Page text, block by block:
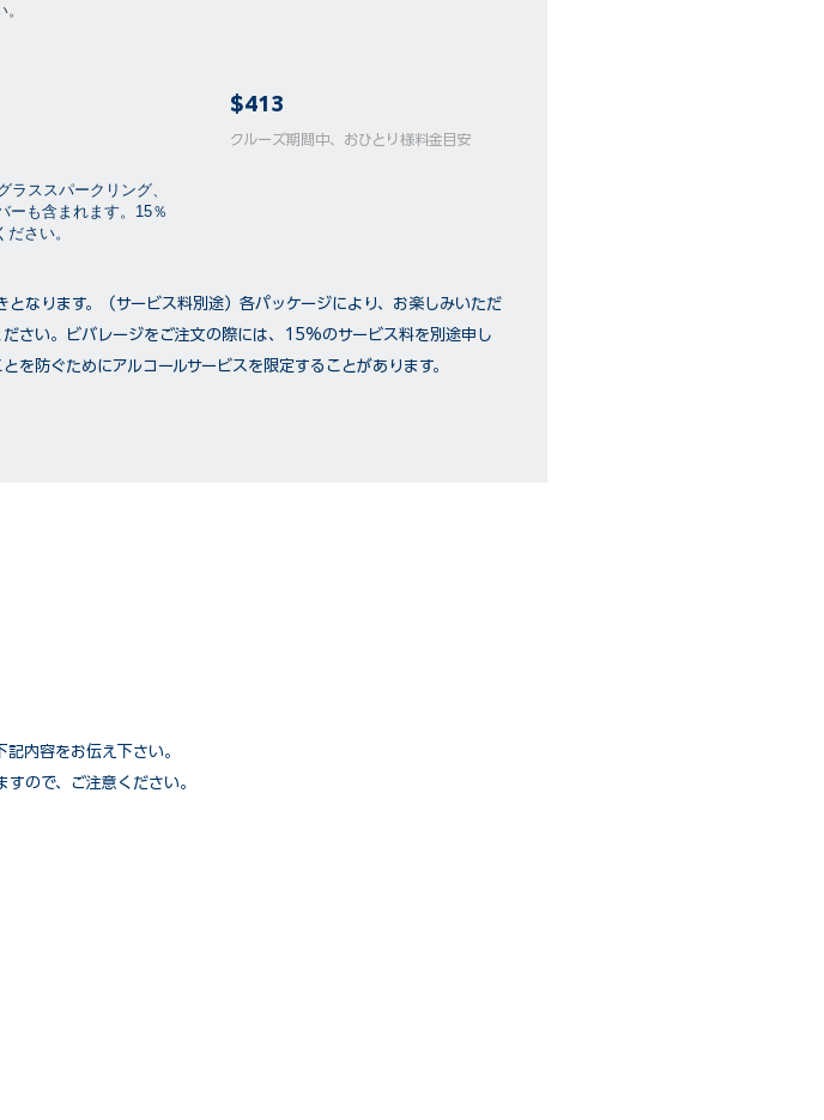
$413
​​クルーズ期間中、おひとり様料金目安
ススパークリング、
ーも含まれます。15％
さい。
なります。（サービス料別途）各パッケージにより、お楽しみいただ
さい。ビバレージをご注文の際には、15%のサービス料を別途申し
を防ぐためにアルコールサービスを限定することがあります。
内容をお伝え下さい。
ので、ご注意ください。